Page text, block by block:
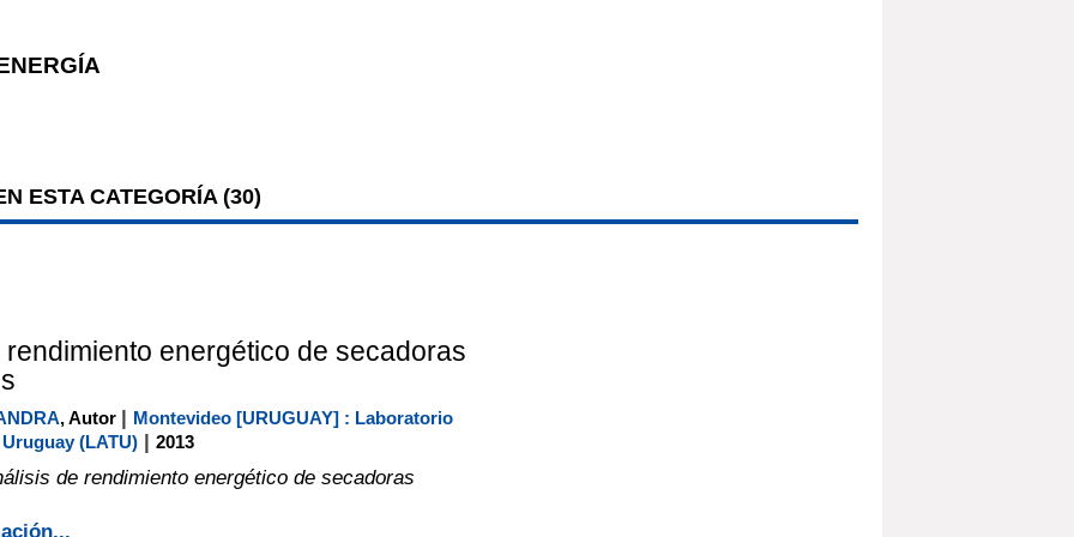
ESTA CATEGORÍA (30)
energético de secadoras
, Autor | Montevideo [URUGUAY] : Laboratorio
(LATU)| 2013
de rendimiento energético de secadoras